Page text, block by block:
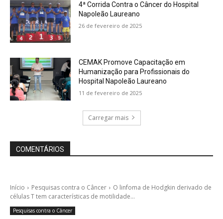
4ª Corrida Contra o Câncer do Hospital
Napoleão Laureano
26 de fevereiro de 2025
CEMAK Promove Capacitação em
Humanização para Profissionais do
Hospital Napoleão Laureano
11 de fevereiro de 2025
Carregar mais
COMENTÁRIOS